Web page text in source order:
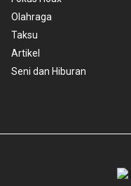
Olahraga
Taksu
Artikel
Seni dan Hiburan